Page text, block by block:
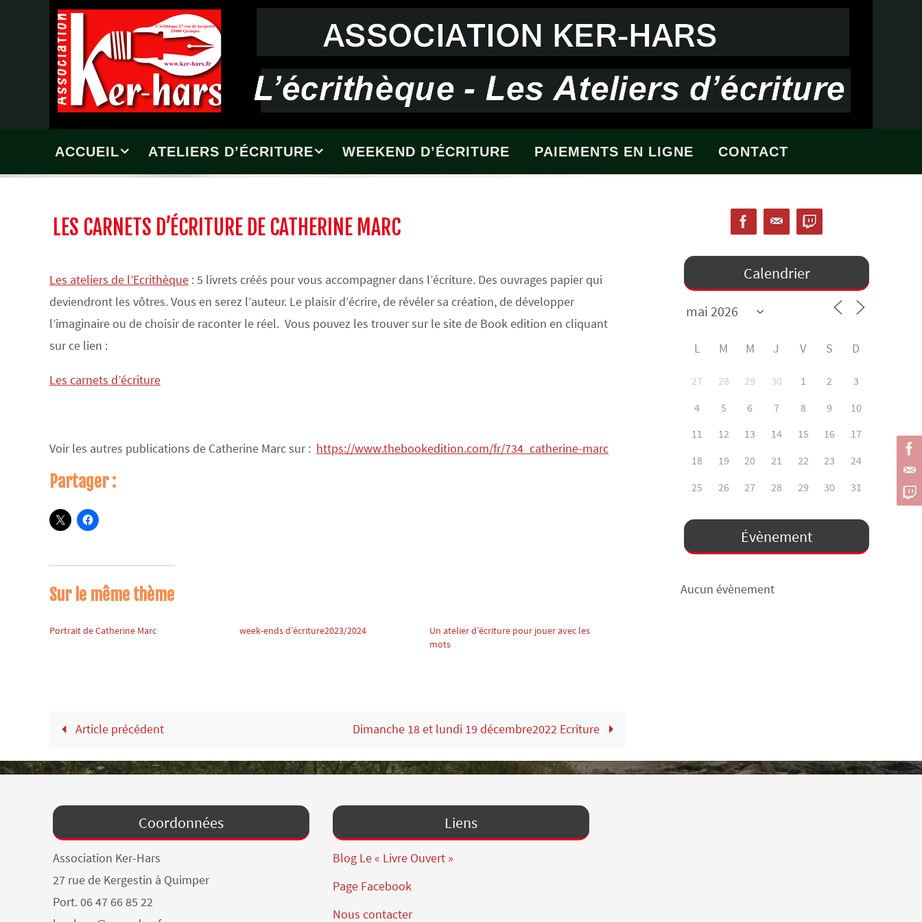
ACCUEIL ATELIERS D’ÉCRITURE WEEKEND D’ÉCRITURE PAIEMENTS EN LIGNE CONTACT
LES CARNETS D’ÉCRITURE DE CATHERINE MARC
Les ateliers de l’Ecrithèque : 5 livrets créés pour vous accompagner dans l’écriture. Des ouvrages papier qui
deviendront les vôtres. Vous en serez l’auteur. Le plaisir d’écrire, de révéler sa création, de développer
l’imaginaire ou de choisir de raconter le réel. Vous pouvez les trouver sur le site de Book edition en cliquant
sur ce lien :
Les carnets d’écriture
Voir les autres publications de Catherine Marc sur : https://www.thebookedition.com/fr/734_catherine-marc
Partager :
Sur le même thème
Portrait de Catherine Marc week-ends d’écriture2023/2024
Un atelier d’écriture pour jouer avec les
mots
Article précédent Dimanche 18 et lundi 19 décembre2022 Ecriture
Calendrier
L M M J V S D
27 28 29 30 1 2
3
4
5 6 7 8 9
10
11
12 13 14 15 16
17
18
19 20 21 22 23
24
25
26 27 28 29 30 31
Évènement
Aucun évènement
Coordonnées
Association Ker-Hars
27 rue de Kergestin à Quimper
Port. 06 47 66 85 22
Liens
Blog Le « Livre Ouvert »
Page Facebook
Nous contacter